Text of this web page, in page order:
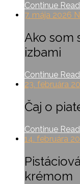
Continue
7. mája 2026
Ako som
izbami
Continue
23. februára
Čaj o
Continue
14. februára
krémom